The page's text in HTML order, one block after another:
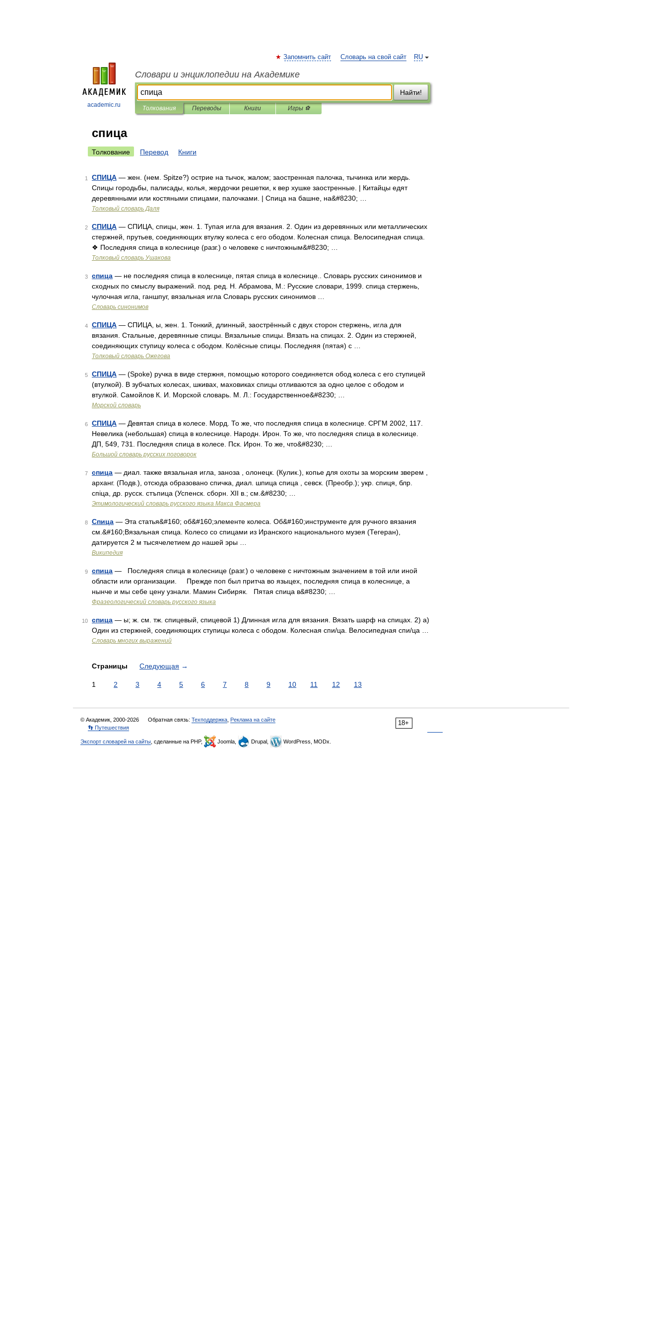
academic.ru
RU
Запомнить сайт Словарь на свой сайт
Словари и энциклопедии на Академике
Найти!
Толкования Переводы Книги Игры ⚽
спица
Толкование Перевод Книги
1 СПИЦА — жен. (нем. Spitze?) острие на тычок, жалом; заостренная палочка, тычинка или жердь.
Спицы городьбы, палисады, колья, жердочки решетки, к вер хушке заостренные. | Китайцы едят
деревянными или костяными спицами, палочками. | Спица на башне, на&#8230; …
Толковый словарь Даля
2 СПИЦА — СПИЦА, спицы, жен. 1. Тупая игла для вязания. 2. Один из деревянных или металлических
стержней, прутьев, соединяющих втулку колеса с его ободом. Колесная спица. Велосипедная спица.
❖ Последняя спица в колеснице (разг.) о человеке с ничтожным&#8230; …
Толковый словарь Ушакова
3 спица — не последняя спица в колеснице, пятая спица в колеснице.. Словарь русских синонимов и
сходных по смыслу выражений. под. ред. Н. Абрамова, М.: Русские словари, 1999. спица стержень,
чулочная игла, ганшпуг, вязальная игла Словарь русских синонимов …
Словарь синонимов
4 СПИЦА — СПИЦА, ы, жен. 1. Тонкий, длинный, заострённый с двух сторон стержень, игла для
вязания. Стальные, деревянные спицы. Вязальные спицы. Вязать на спицах. 2. Один из стержней,
соединяющих ступицу колеса с ободом. Колёсные спицы. Последняя (пятая) с …
Толковый словарь Ожегова
5 СПИЦА — (Spoke) ручка в виде стержня, помощью которого соединяется обод колеса с его ступицей
(втулкой). В зубчатых колесах, шкивах, маховиках спицы отливаются за одно целое с ободом и
втулкой. Самойлов К. И. Морской словарь. М. Л.: Государственное&#8230; …
Морской словарь
6 СПИЦА — Девятая спица в колесе. Морд. То же, что последняя спица в колеснице. СРГМ 2002, 117.
Невелика (небольшая) спица в колеснице. Народн. Ирон. То же, что последняя спица в колеснице.
ДП, 549, 731. Последняя спица в колесе. Пск. Ирон. То же, что&#8230; …
Большой словарь русских поговорок
7 спица — диал. также вязальная игла, заноза , олонецк. (Кулик.), копье для охоты за морским зверем ,
арханг. (Подв.), отсюда образовано спичка, диал. шпица спица , севск. (Преобр.); укр. спиця, блр.
спiца, др. русск. стъпица (Успенск. сборн. ХII в.; см.&#8230; …
Этимологический словарь русского языка Макса Фасмера
8 Спица — Эта статья&#160; об&#160;элементе колеса. Об&#160;инструменте для ручного вязания
см.&#160;Вязальная спица. Колесо со спицами из Иранского национального музея (Тегеран),
датируется 2 м тысячелетием до нашей эры …
Википедия
9 спица — Последняя спица в колеснице (разг.) о человеке с ничтожным значением в той или иной
области или организации. Прежде поп был притча во языцех, последняя спица в колеснице, а
нынче и мы себе цену узнали. Мамин Сибиряк. Пятая спица в&#8230; …
Фразеологический словарь русского языка
10 спица — ы; ж. см. тж. спицевый, спицевой 1) Длинная игла для вязания. Вязать шарф на спицах. 2) а)
Один из стержней, соединяющих ступицы колеса с ободом. Колесная спи/ца. Велосипедная спи/ца …
Словарь многих выражений
Страницы Следующая →
1 2 3 4 5 6 7 8 9 10 11 12 13
18+
© Академик, 2000-2026 Обратная связь: Техподдержка Реклама на сайте
👣 Путешествия
Экспорт словарей на сайты , сделанные на PHP, Joomla, Drupal, WordPress, MODx.